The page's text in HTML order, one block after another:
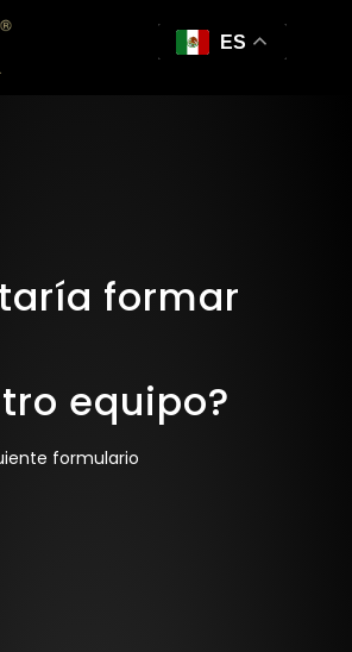
formar
equipo?
formulario
ES